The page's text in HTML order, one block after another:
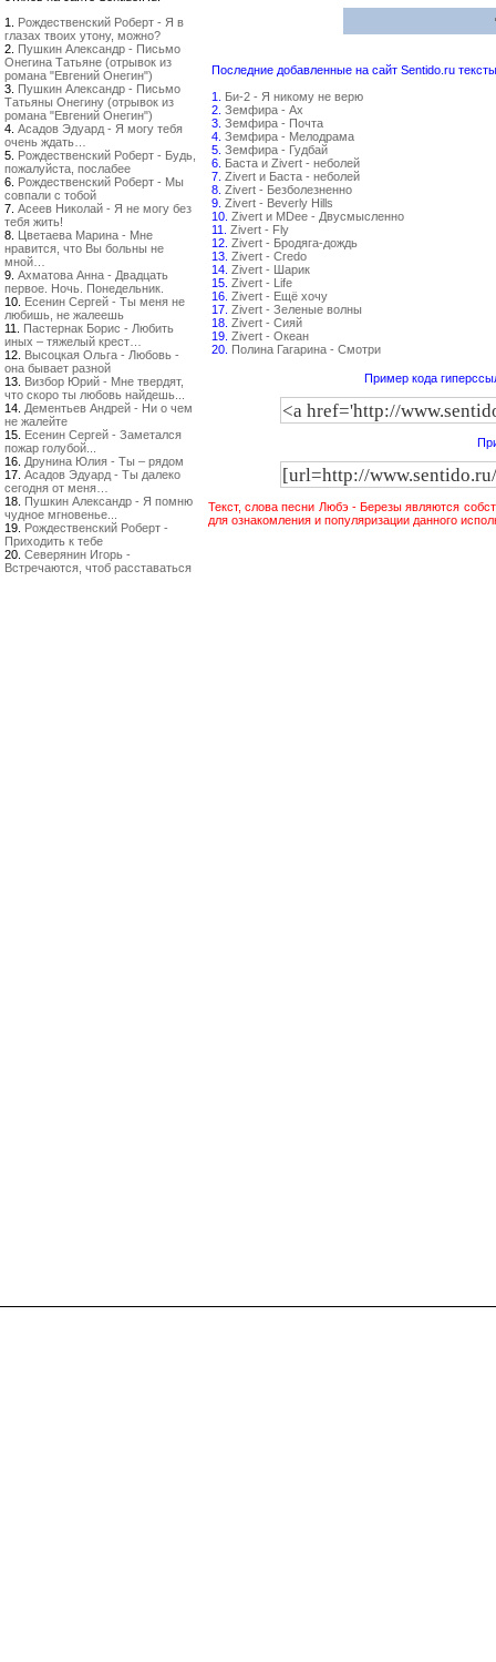
1. Рождественский Роберт - Я в
глазах твоих утону, можно?
2. Пушкин Александр - Письмо
Онегина Татьяне (отрывок из
романа "Евгений Онегин")
3. Пушкин Александр - Письмо
Татьяны Онегину (отрывок из
романа "Евгений Онегин")
4. Асадов Эдуард - Я могу тебя
очень ждать…
5. Рождественский Роберт - Будь,
пожалуйста, послабее
6. Рождественский Роберт - Мы
совпали с тобой
7. Асеев Николай - Я не могу без
тебя жить!
8. Цветаева Марина - Мне
нравится, что Вы больны не
мной…
9. Ахматова Анна - Двадцать
первое. Ночь. Понедельник.
10. Есенин Сергей - Ты меня не
любишь, не жалеешь
11. Пастернак Борис - Любить
иных – тяжелый крест…
12. Высоцкая Ольга - Любовь -
она бывает разной
13. Визбор Юрий - Мне твердят,
что скоро ты любовь найдешь...
14. Дементьев Андрей - Ни о чем
не жалейте
15. Есенин Сергей - Заметался
пожар голубой...
16. Друнина Юлия - Ты – рядом
17. Асадов Эдуард - Ты далеко
сегодня от меня…
18. Пушкин Александр - Я помню
чудное мгновенье...
19. Рождественский Роберт -
Приходить к тебе
20. Северянин Игорь -
Встречаются, чтоб расставаться
Последние добавленные на сайт Sentido.ru
1. Би-2 - Я никому не верю
2. Земфира - Ах
3. Земфира - Почта
4. Земфира - Мелодрама
5. Земфира - Гудбай
6. Баста и Zivert - неболей
7. Zivert и Баста - неболей
8. Zivert - Безболезненно
9. Zivert - Beverly Hills
10. Zivert и MDee - Двусмысленно
11. Zivert - Fly
12. Zivert - Бродяга-дождь
13. Zivert - Credo
14. Zivert - Шарик
15. Zivert - Life
16. Zivert - Ещё хочу
17. Zivert - Зеленые волны
18. Zivert - Сияй
19. Zivert - Океан
20. Полина Гагарина - Смотри
Пример кода
Текст, слова песни Любэ - Березы являются
для ознакомления и популяризации данного